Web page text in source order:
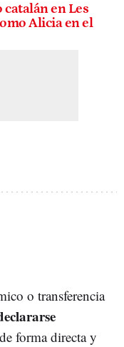
catalán en Les
Alicia en el
o transferencia
forma directa y